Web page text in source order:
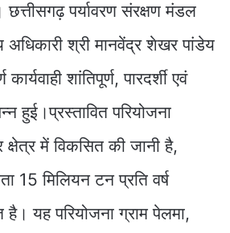
छत्तीसगढ़ पर्यावरण संरक्षण मंडल
श्री मानवेंद्र शेखर पांडेय
शांतिपूर्ण, पारदर्शी एवं
हुई।प्रस्तावित परियोजना
में विकसित की जानी है,
15 मिलियन टन प्रति वर्ष
है। यह परियोजना ग्राम पेलमा,